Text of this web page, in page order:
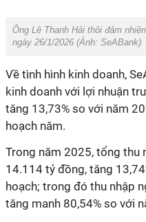
Ông Lê Thanh Hải thôi đảm
ngày 26/1/2026 (Ảnh: SeABank)
Về tình hình kinh doanh,
kinh doanh với lợi nhuận
tăng 13,73% so với năm
hoạch năm.
Trong năm 2025, tổng thu
14.114 tỷ đồng, tăng
hoạch; trong đó thu nhập
tăng manh 80,54% so với